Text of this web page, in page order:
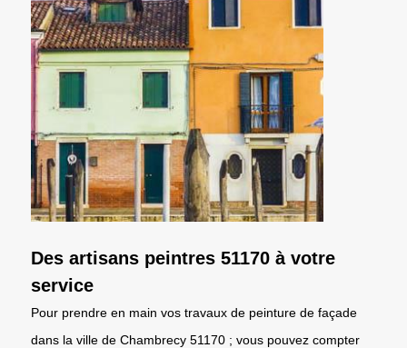
Des artisans peintres 51170 à votre
service
Pour prendre en main vos travaux de peinture de façade
dans la ville de Chambrecy 51170 ; vous pouvez compter